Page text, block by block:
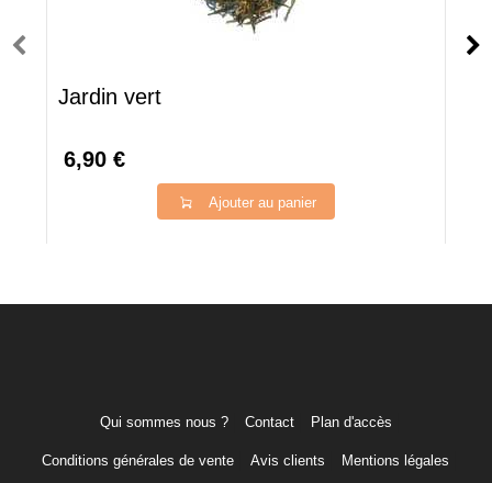
Jardin vert
6,90 €
Ajouter au panier
Qui sommes nous ? Contact Plan d'accès
Conditions générales de vente Avis clients Mentions légales